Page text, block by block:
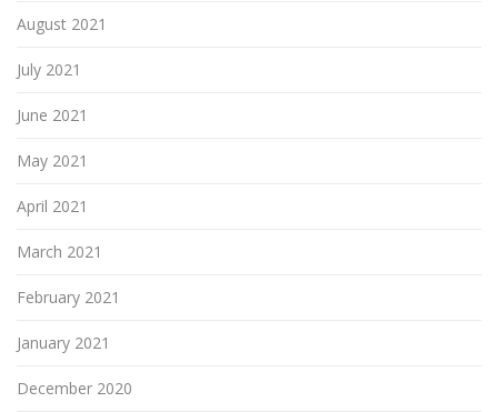
August 2021
July 2021
June 2021
May 2021
April 2021
March 2021
February 2021
January 2021
December 2020